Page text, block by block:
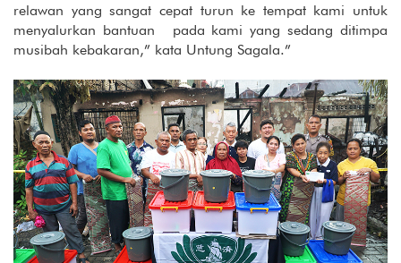
relawan yang sangat cepat turun ke tempat kami untuk
menyalurkan bantuan pada kami yang sedang ditimpa
musibah kebakaran,” kata Untung Sagala.”